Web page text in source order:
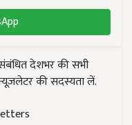
देशभर की सभी
की सदस्यता लें.